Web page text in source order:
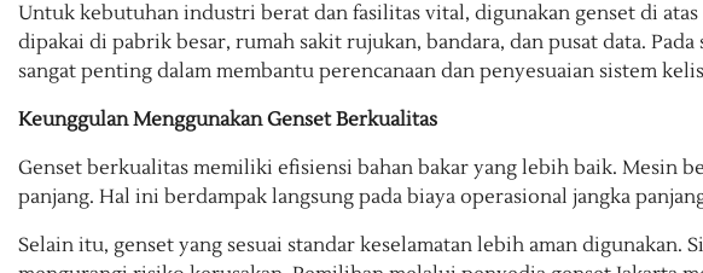
Untuk kebutuhan industri berat dan fasilitas vital, digunakan genset di atas
dipakai di pabrik besar, rumah sakit rujukan, bandara, dan pusat data.
sangat penting dalam membantu perencanaan dan penyesuaian sistem
Keunggulan Menggunakan Genset Berkualitas
Genset berkualitas memiliki efisiensi bahan bakar yang lebih baik. Mesin
panjang. Hal ini berdampak langsung pada biaya operasional jangka
Selain itu, genset yang sesuai standar keselamatan lebih aman